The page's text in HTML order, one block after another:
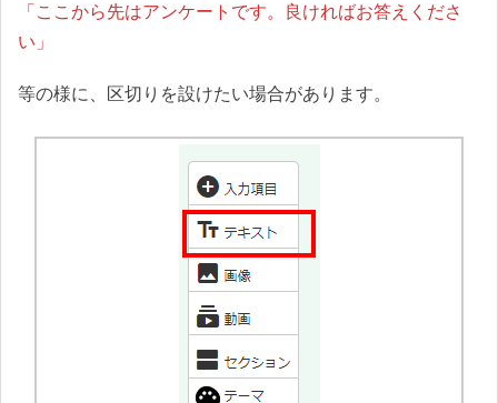
「ここから先はアンケートです。良ければお答えくださ
い」
等の様に、区切りを設けたい場合があります。